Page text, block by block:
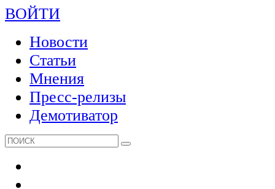
ВОЙТИ
Новости
Статьи
Мнения
Пресс-релизы
Демотиватор